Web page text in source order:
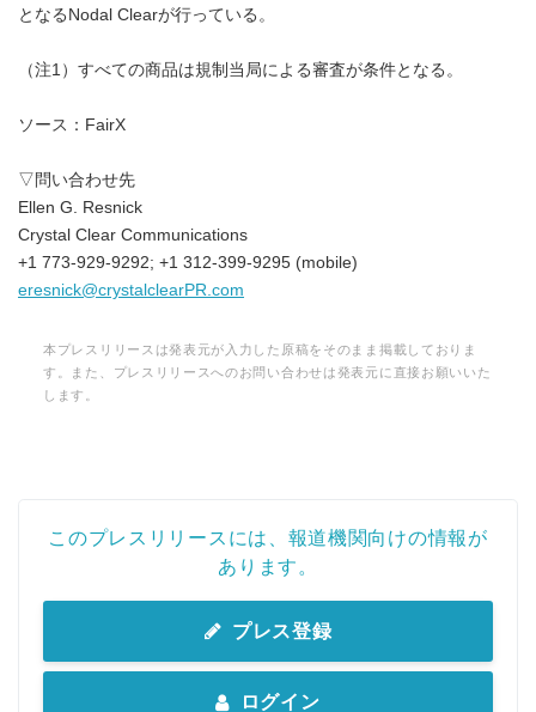
となるNodal Clearが行っている。
（注1）すべての商品は規制当局による審査が条件となる。
ソース：FairX
▽問い合わせ先
Ellen G. Resnick
Crystal Clear Communications
+1 773-929-9292; +1 312-399-9295 (mobile)
eresnick@crystalclearPR.com
本プレスリリースは発表元が入力した原稿をそのまま掲載しておりま
す。また、プレスリリースへのお問い合わせは発表元に直接お願いいた
します。
このプレスリリースには、報道機関向けの情報が
あります。
プレス登録
ログイン